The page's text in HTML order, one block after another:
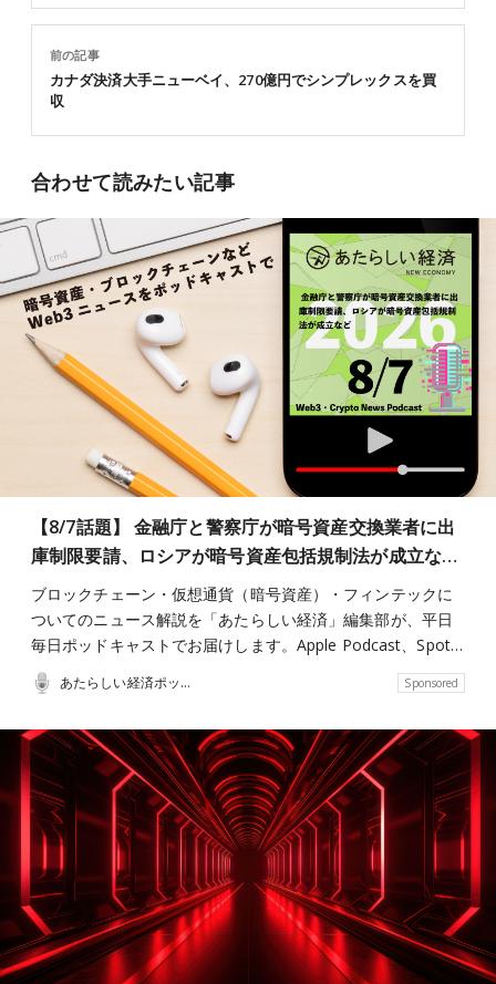
前の記事
カナダ決済大手ニューベイ、270億円でシンプレックスを買
収
合わせて読みたい記事
【8/7話題】 金融庁と警察庁が暗号資産交換業者に出
庫制限要請、ロシアが暗号資産包括規制法が成立な…
ブロックチェーン・仮想通貨（暗号資産）・フィンテックに
ついてのニュース解説を「あたらしい経済」編集部が、平日
毎日ポッドキャストでお届けします。Apple Podcast、Spot…
あたらしい経済ポッドキャスト Sponsored